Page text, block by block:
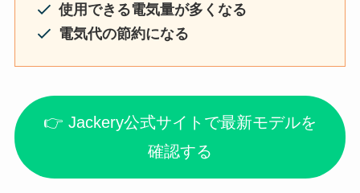
使用できる電気量が多くなる
電気代の節約になる
👉 Jackery公式サイトで最新モデルを
確認する